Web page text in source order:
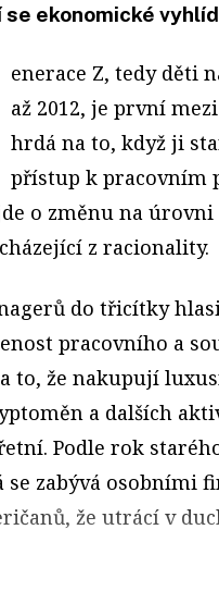
se ekonomické
enerace Z, tedy děti
až 2012, je první
hrdá na to, když ji
přístup k pracovním
o změnu na
z racionality.
do třicítky
pracovního a
to, že nakupují
a dalších
Podle rok
se zabývá osobními
že utrácí v